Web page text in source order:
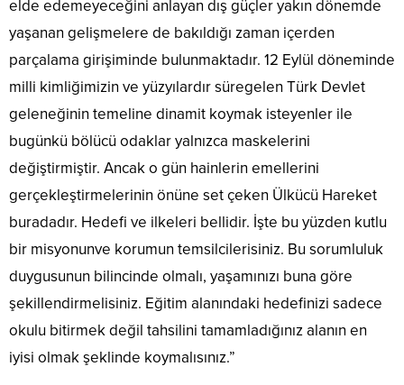
elde edemeyeceğini anlayan dış güçler yakın dönemde
yaşanan gelişmelere de bakıldığı zaman içerden
parçalama girişiminde bulunmaktadır. 12 Eylül döneminde
milli kimliğimizin ve yüzyılardır süregelen Türk Devlet
geleneğinin temeline dinamit koymak isteyenler ile
bugünkü bölücü odaklar yalnızca maskelerini
değiştirmiştir. Ancak o gün hainlerin emellerini
gerçekleştirmelerinin önüne set çeken Ülkücü Hareket
buradadır. Hedefi ve ilkeleri bellidir. İşte bu yüzden kutlu
bir misyonunve korumun temsilcilerisiniz. Bu sorumluluk
duygusunun bilincinde olmalı, yaşamınızı buna göre
şekillendirmelisiniz. Eğitim alanındaki hedefinizi sadece
okulu bitirmek değil tahsilini tamamladığınız alanın en
iyisi olmak şeklinde koymalısınız.”